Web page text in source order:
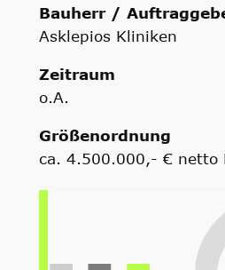
Bauherr /
Asklepios Kliniken
Zeitraum
o.A.
Größenordnung
ca. 4.500.000,- € netto